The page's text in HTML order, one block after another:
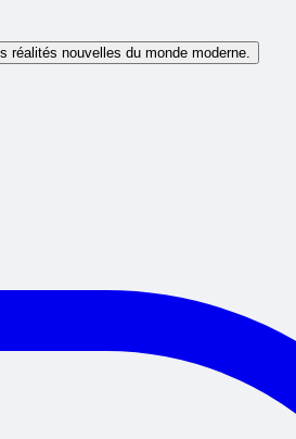
réalités nouvelles du monde moderne.